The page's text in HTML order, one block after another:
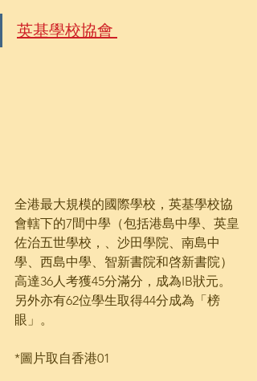
英基學校協會
全港最大規模的國際學校，英基學校協
會轄下的7間中學（包括港島中學、英皇
佐治五世學校，、沙田學院、南島中
學、西島中學、智新書院和啓新書院）
高達36人考獲45分滿分，成為IB狀元。
另外亦有62位學生取得44分成為「榜
眼」。
*圖片取自香港01